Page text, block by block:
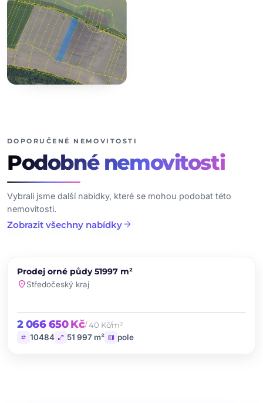
DOPORUČENÉ NEMOVITOSTI
Zobrazit všechny nabídkyarrow_forward
Podobné nemovitosti
Vybrali jsme další nabídky, které se mohou podobat této
nemovitosti.
PRODEJ
Prodej orné půdy 51997 m²
location_onStředočeský kraj
2 066 650 Kč/ 40 Kč/m²
tag 10484 open_in_full 51 997 m² map pole